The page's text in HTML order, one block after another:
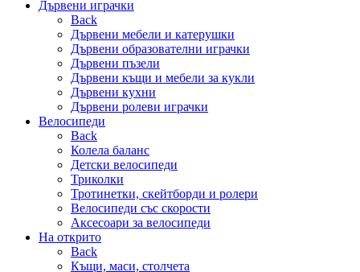
Дървени играчки
Back
Дървени мебели и катерушки
Дървени образователни играчки
Дървени пъзели
Дървени къщи и мебели за кукли
Дървени кухни
Дървени ролеви играчки
Велосипеди
Back
Колела баланс
Детски велосипеди
Триколки
Тротинетки, скейтборди и ролери
Велосипеди със скорости
Аксесоари за велосипеди
На открито
Back
Къщи, маси, столчета